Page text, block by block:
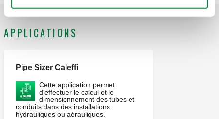
APPLICATIONS
Pipe Sizer Caleffi
Cette application permet
d'effectuer le calcul et le
dimensionnement des tubes et
conduits dans des installations
hydrauliques ou aérauliques.